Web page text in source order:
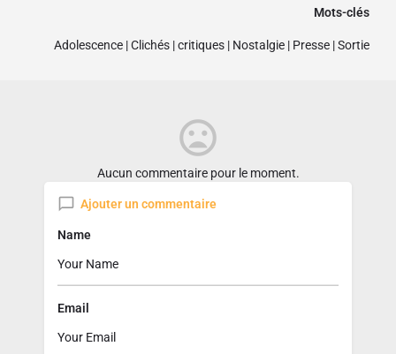
Mots-clés
Adolescence |Clichés |critiques | Nostalgie | Presse |Sortie
Aucun commentaire pour le moment.
Ajouter un commentaire
Name
Email